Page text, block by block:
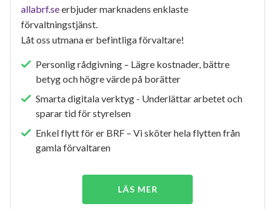
allabrf.seerbjuder marknadens enklaste
förvaltningstjänst.
Låt oss utmana er befintliga förvaltare!
Personlig rådgivning – Lägre kostnader, bättre
betyg och högre värde på borätter
Smarta digitala verktyg - Underlättar arbetet och
sparar tid för styrelsen
Enkel flytt för er BRF – Vi sköter hela flytten från
gamla förvaltaren
LÄS MER